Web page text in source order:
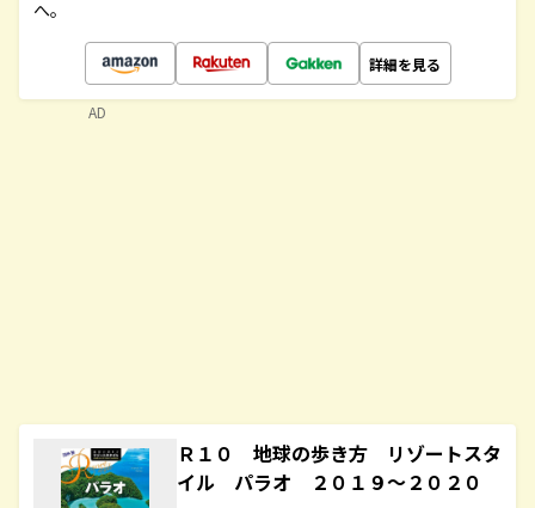
へ。
詳細を見る
Ｒ１０ 地球の歩き方 リゾートスタ
イル パラオ ２０１９～２０２０
AD